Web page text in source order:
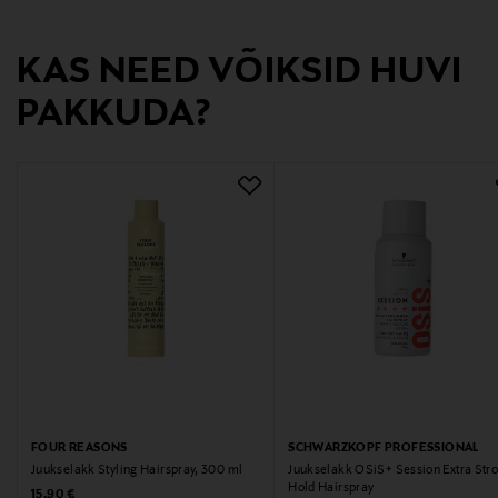
KAS NEED VÕIKSID HUVI
PAKKUDA?
FOUR REASONS
Juukselakk Styling Hairspray, 300 ml
Original Price
SCHWARZKOPF PROFESSIONAL
Juukselakk OSiS+ Session Extra
Hold Hairspray